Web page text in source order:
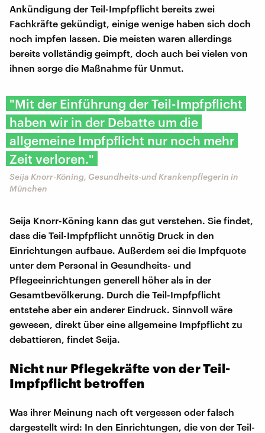
Ankündigung der Teil-Impfpflicht bereits zwei
Fachkräfte gekündigt, einige wenige haben sich doch
noch impfen lassen. Die meisten waren allerdings
bereits vollständig geimpft, doch auch bei vielen von
ihnen sorge die Maßnahme für Unmut.
"Mit der Einführung der Teil-Impfpflicht
haben wir in der Debatte um die
allgemeine Impfpflicht nur noch mehr
Zeit verloren."
Seija Knorr-Köning, Gesundheits-und Krankenpflegerin in
München
Seija Knorr-Köning kann das gut verstehen. Sie findet,
dass die Teil-Impfpflicht unnötig Druck in den
Einrichtungen aufbaue. Außerdem sei die Impfquote
unter dem Personal in Gesundheits- und
Pflegeeinrichtungen generell höher als in der
Gesamtbevölkerung. Durch die Teil-Impfpflicht
entstehe aber ein anderer Eindruck. Sinnvoll wäre
gewesen, direkt über eine allgemeine Impfpflicht zu
debattieren, findet Seija.
Nicht nur Pflegekräfte von der Teil-
Impfpflicht betroffen
Was ihrer Meinung nach oft vergessen oder falsch
dargestellt wird: In den Einrichtungen, die von der Teil-